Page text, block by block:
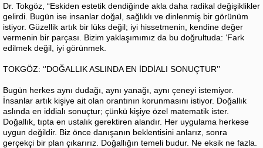
Dr. Tokgöz, “Eskiden estetik dendiğinde akla daha radikal değişiklikler
gelirdi. Bugün ise insanlar doğal, sağlıklı ve dinlenmiş bir görünüm
istiyor. Güzellik artık bir lüks değil; iyi hissetmenin, kendine değer
vermenin bir parçası. Bizim yaklaşımımız da bu doğrultuda: ‘Fark
edilmek değil, iyi görünmek.
TOKGÖZ: ‘’DOĞALLIK ASLINDA EN İDDİALI SONUÇTUR’’
Bugün herkes aynı dudağı, aynı yanağı, aynı çeneyi istemiyor.
İnsanlar artık kişiye ait olan orantının korunmasını istiyor. Doğallık
aslında en iddialı sonuçtur; çünkü kişiye özel matematik ister.
Doğallık, tıpta en ustalık gerektiren alandır. Her uygulama herkese
uygun değildir. Biz önce danışanın beklentisini anlarız, sonra
gerçekçi bir plan çıkarırız. Doğallığın temeli budur. Ne eksik ne fazla.